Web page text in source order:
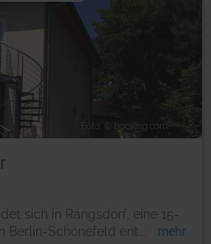
Foto: © booking.com
sich in Rangsdorf, eine 15-
Berlin-Schönefeld ent
mehr